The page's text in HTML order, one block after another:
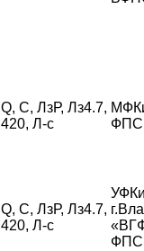
Q, С, ЛзР, Лз4.7,
420, Л-с
ФПС
Q, С, ЛзР, Лз4.7,
420, Л-с
ФПС